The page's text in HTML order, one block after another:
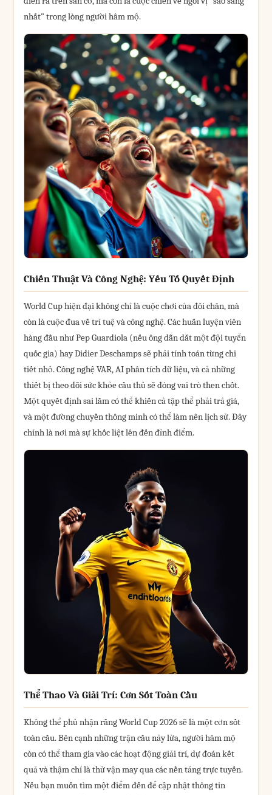
nhất" trong lòng người hâm mộ.
Chiến Thuật Và Công Nghệ: Yếu Tố Quyết Định
World Cup hiện đại không chỉ là cuộc chơi của đôi chân, mà
còn là cuộc đua về trí tuệ và công nghệ. Các huấn luyện viên
hàng đầu như Pep Guardiola (nếu ông dẫn dắt một đội tuyển
quốc gia) hay Didier Deschamps sẽ phải tính toán từng chi
tiết nhỏ. Công nghệ VAR, AI phân tích dữ liệu, và cả những
thiết bị theo dõi sức khỏe cầu thủ sẽ đóng vai trò then chốt.
Một quyết định sai lầm có thể khiến cả tập thể phải trả giá,
và một đường chuyền thông minh có thể làm nên lịch sử. Đây
chính là nơi mà sự khốc liệt lên đến đỉnh điểm.
Thể Thao Và Giải Trí: Cơn Sốt Toàn Cầu
Không thể phủ nhận rằng World Cup 2026 sẽ là một cơn sốt
toàn cầu. Bên cạnh những trận cầu nảy lửa, người hâm mộ
còn có thể tham gia vào các hoạt động giải trí, dự đoán kết
quả và thậm chí là thử vận may qua các nền tảng trực tuyến.
Nếu bạn muốn tìm một điểm đến để cập nhật thông tin